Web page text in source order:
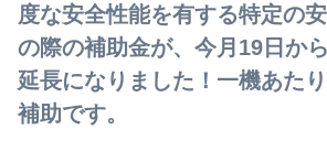
度な安全性能を有する特定の
の際の補助金が、今月19日か
延長になりました！一機あた
補助です。